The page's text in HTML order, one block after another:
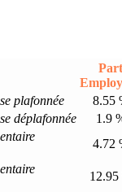
Part
plafonnée
8.55
déplafonnée
1.9
4.72
12.95